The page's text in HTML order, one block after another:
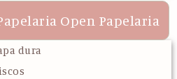
Open Papelaria
dura